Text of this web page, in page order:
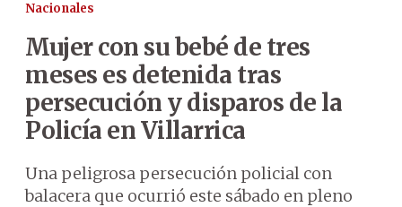
Nacionales
Mujer con su bebé de tres
meses es detenida tras
persecución y disparos de la
Policía en Villarrica
Una peligrosa persecución policial con
balacera que ocurrió este sábado en pleno